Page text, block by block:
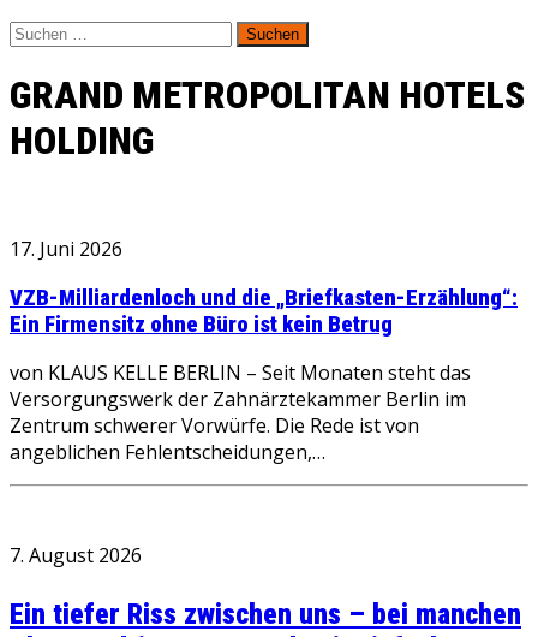
Suchen
nach:
GRAND METROPOLITAN HOTELS
HOLDING
17. Juni 2026
VZB-Milliardenloch und die „Briefkasten-Erzählung“:
Ein Firmensitz ohne Büro ist kein Betrug
von KLAUS KELLE BERLIN – Seit Monaten steht das
Versorgungswerk der Zahnärztekammer Berlin im
Zentrum schwerer Vorwürfe. Die Rede ist von
angeblichen Fehlentscheidungen,…
7. August 2026
Ein tiefer Riss zwischen uns – bei manchen